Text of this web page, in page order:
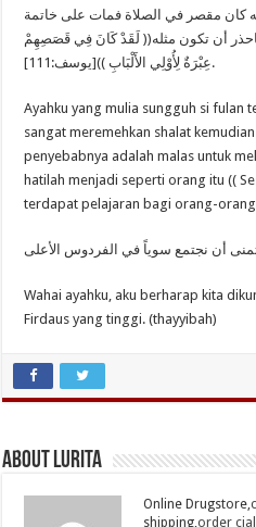
كان مقصر في الصلاة فمات على خاتمة
أن تكون مثله(( لَقَدْ كَانَ فِي قَصَصِهِمْ
عِبْرَةٌ لِأُوْلِي الأَلْبَابِ ))[يوسف:111].
Ayahku yang mulia sungguh si fulan
sangat meremehkan shalat
penyebabnya adalah malas untuk
hatilah menjadi seperti orang itu ((
terdapat pelajaran bagi orang-orang
Wahai ayahku, aku berharap kita
Firdaus yang tinggi. (thayyibah)
About Lurita
Online Drugstore,
shipping,order